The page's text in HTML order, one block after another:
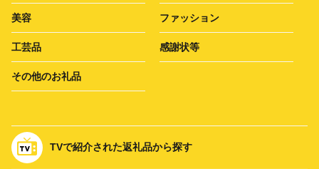
美容 ファッション
工芸品 感謝状等
その他のお礼品
TVで紹介された返礼品から探す